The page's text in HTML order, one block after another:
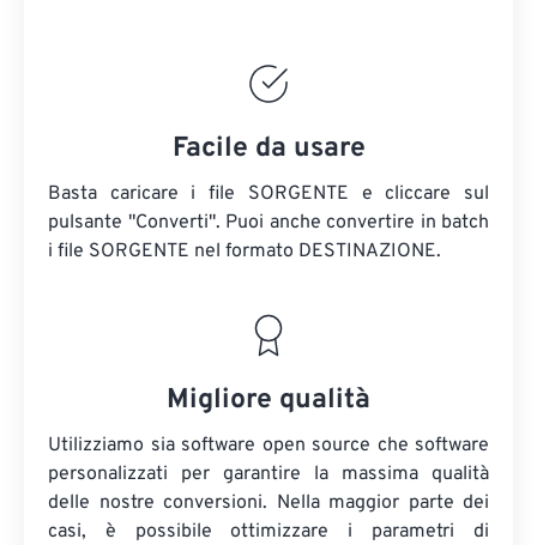
Facile da usare
Basta caricare i file SORGENTE e cliccare sul
pulsante "Converti". Puoi anche convertire in batch
i file SORGENTE nel formato DESTINAZIONE.
Migliore qualità
Utilizziamo sia software open source che software
personalizzati per garantire la massima qualità
delle nostre conversioni. Nella maggior parte dei
casi, è possibile ottimizzare i parametri di